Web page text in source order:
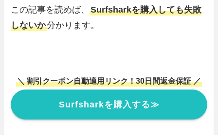
この記事を読めば、Surfsharkを購入しても失敗
しないか分かります。
＼ 割引クーポン自動適用リンク！30日間返金保証 ／
Surfsharkを購入する≫